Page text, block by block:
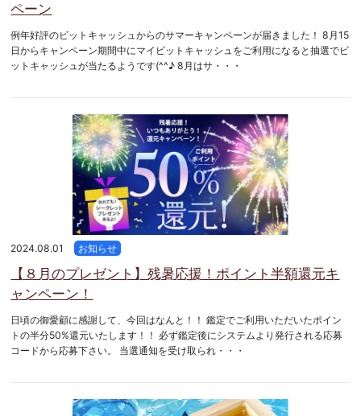
ペーン
例年好評のビットキャッシュからのサマーキャンペーンが届きました！ 8月15
日からキャンペーン期間中にマイビットキャッシュをご利用になると抽選でビ
ットキャッシュが当たるようです(^^♪ 8月はサ・・・
2024.08.01 お知らせ
【８月のプレゼント】残暑応援！ポイント半額還元キ
ャンペーン！
日頃の御愛顧に感謝して、今回はなんと！！ 鑑定でご利用いただいたポイン
トの半分50%還元いたします！！ 必ず鑑定後にシステムより発行される応募
コードから応募下さい。 当選通知を受け取られ・・・